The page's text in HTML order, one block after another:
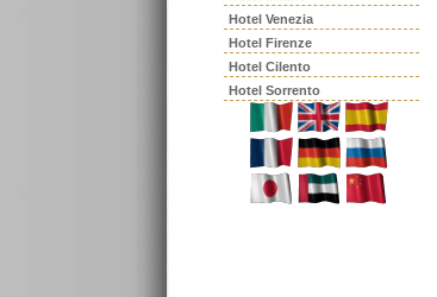
Hotel Venezia
Hotel Firenze
Hotel Cilento
Hotel Sorrento